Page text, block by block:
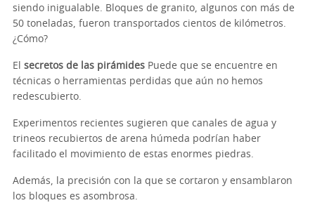
siendo inigualable. Bloques de granito, algunos con más de
50 toneladas, fueron transportados cientos de kilómetros.
¿Cómo?
El secretos de las pirámides Puede que se encuentre en
técnicas o herramientas perdidas que aún no hemos
redescubierto.
Experimentos recientes sugieren que canales de agua y
trineos recubiertos de arena húmeda podrían haber
facilitado el movimiento de estas enormes piedras.
Además, la precisión con la que se cortaron y ensamblaron
los bloques es asombrosa.